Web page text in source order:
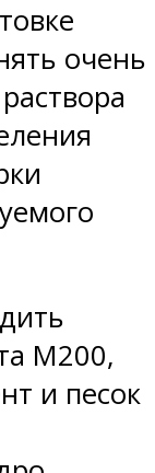
очень
М200,
и песок